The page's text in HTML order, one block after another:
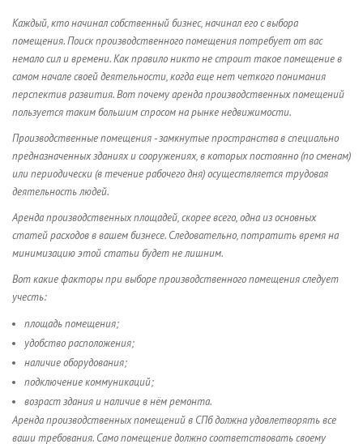
Каждый, кто начинал собственный бизнес, начинал его с выбора
помещения. Поиск производственного помещения потребует от вас
немало сил и времени. Как правило никто не строит такое помещение в
самом начале своей деятельности, когда еще нет четкого понимания
перспектив развития. Вот почему аренда производственных помещений
пользуется таким большим спросом на рынке недвижимости.
Производственные помещения - замкнутые пространства в специально
предназначенных зданиях и сооружениях, в которых постоянно (по сменам)
или периодически (в течение рабочего дня) осуществляется трудовая
деятельность людей.
Аренда производственных площадей, скорее всего, одна из основных
статей расходов в вашем бизнесе. Следовательно, потратить время на
минимизацию этой статьи будет не лишним.
Вот какие факторы при выборе производственного помещения следует
учесть:
площадь помещения;
удобство расположения;
наличие оборудования;
подключение коммуникаций;
возраст здания и наличие в нём ремонта.
Аренда производственных помещений в СПб должна удовлетворять все
ваши требования. Само помещение должно соответствовать своему